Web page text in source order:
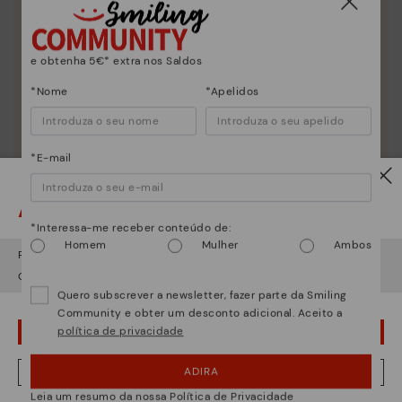
Atenção!
Parece que está em e vai aceder no
Quer ir para a web de
¡UPS! FOI UM LAPSO, CONTINUO EM USA
NÂO, QUERO VISITAR A WEB DO PORTUGAL
e obtenha 5€* extra nos Saldos
*Nome *Apelidos
*E-mail
*Interessa-me receber conteúdo de:
Homem
Mulher Ambos
Quero subscrever a newsletter, fazer parte da Smiling
Community e obter um desconto adicional. Aceito a
política de privacidade
ADIRA
Leia um resumo da nossa Política de Privacidade